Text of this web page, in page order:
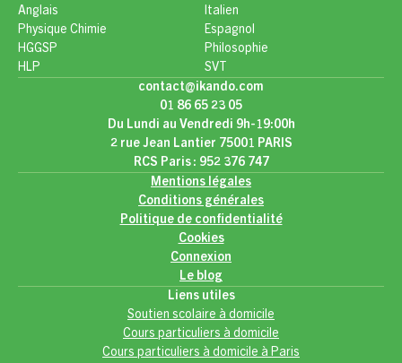
Anglais
Physique Chimie
HGGSP
HLP
Italien
Espagnol
Philosophie
SVT
contact@ikando.com
01 86 65 23 05
Du Lundi au Vendredi 9h-19:00h
2 rue Jean Lantier 75001 PARIS
RCS Paris : 952 376 747
Mentions légales
Conditions générales
Politique de confidentialité
Cookies
Connexion
Le blog
Liens utiles
Soutien scolaire à domicile
Cours particuliers à domicile
Cours particuliers à domicile à Paris